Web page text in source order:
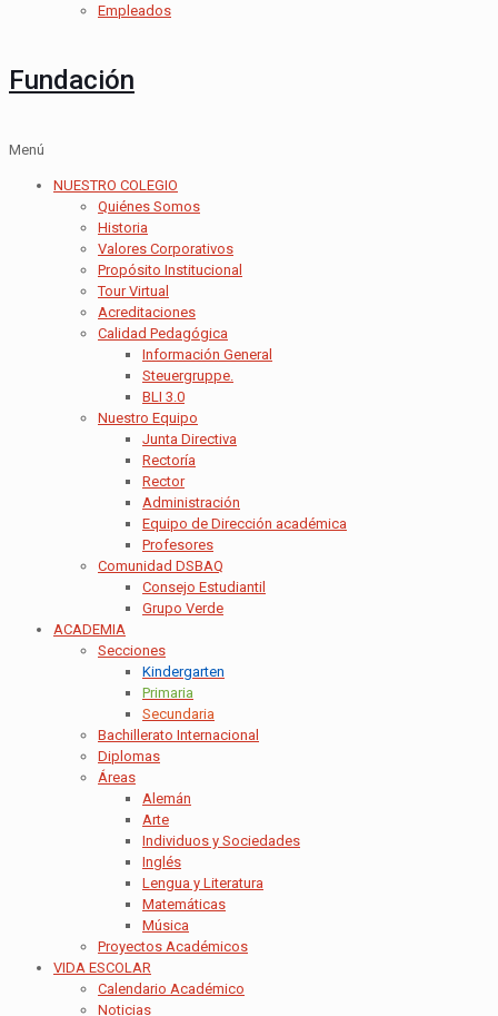
Empleados
Fundación
Menú
NUESTRO COLEGIO
Quiénes Somos
Historia
Valores Corporativos
Propósito Institucional
Tour Virtual
Acreditaciones
Calidad Pedagógica
Información General
Steuergruppe.
BLI 3.0
Nuestro Equipo
Junta Directiva
Rectoría
Rector
Administración
Equipo de Dirección académica
Profesores
Comunidad DSBAQ
Consejo Estudiantil
Grupo Verde
ACADEMIA
Secciones
Kindergarten
Primaria
Secundaria
Bachillerato Internacional
Diplomas
Áreas
Alemán
Arte
Individuos y Sociedades
Inglés
Lengua y Literatura
Matemáticas
Música
Proyectos Académicos
VIDA ESCOLAR
Calendario Académico
Noticias